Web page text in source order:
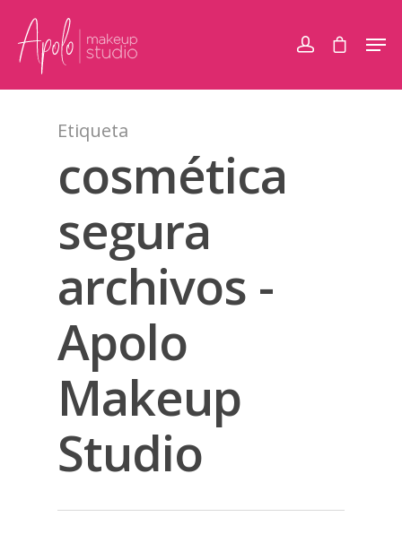
Etiqueta
cosmética
segura
archivos -
Apolo
Makeup
Studio